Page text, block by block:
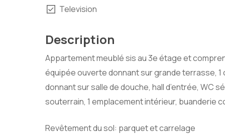
Television
Description
Appartement meublé sis au 3e étage et
équipée ouverte donnant sur grande terrasse, 1
donnant sur salle de douche, hall d’entrée, WC
souterrain, 1 emplacement intérieur, buanderie
Revêtement du sol: parquet et carrelage